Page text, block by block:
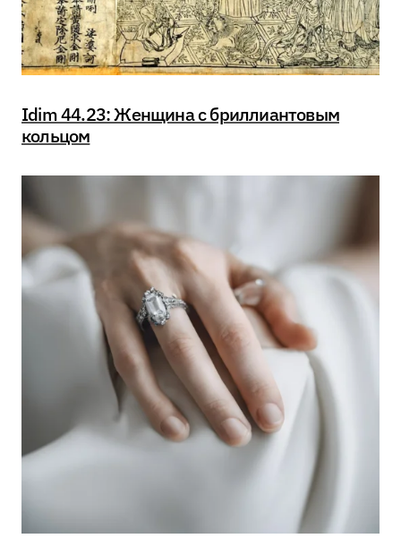
Idim 44.23: Женщина с бриллиантовым
кольцом